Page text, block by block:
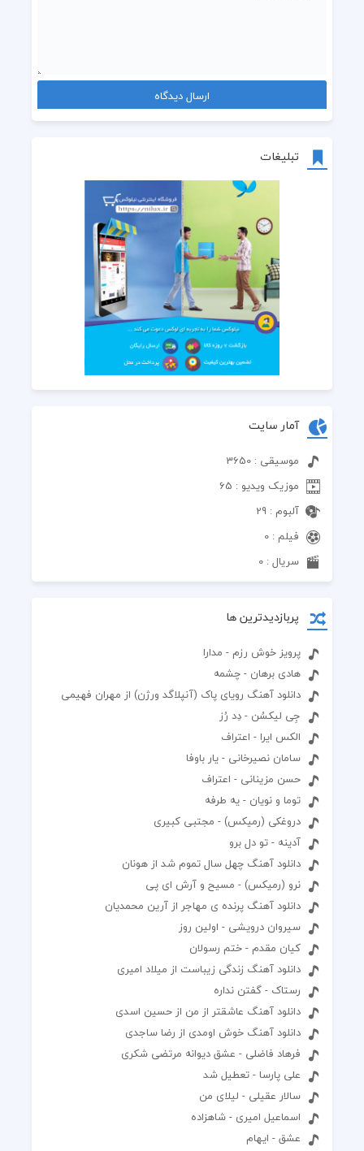
تبلیغات
آمار سایت
موسیقی : 3650
موزیک ویدیو : 65
آلبوم : 29
فیلم : 0
سریال : 0
پربازدیدترین ها
پرویز خوش ‌رزم - مدارا
هادی برهان - چشمه
دانلود آهنگ رویای پاک (آنپلاگد ورژن) از مهران فهیمی
جِی لیکسُن - دِد رُز
الکس ایرا - اعتراف
سامان نصیرخانی - یار باوفا
حسن مزینانی - اعتراف
توما و نویان - یه طرفه
دروغکی (رمیکس) - مجتبی کبیری
آدینه - تو دل برو
دانلود آهنگ چهل سال تموم شد از هونان
نرو (رمیکس) - مسیح و آرش ای پی
دانلود آهنگ پرنده ی مهاجر از آرین محمدیان
سیروان درویشی - اولین روز
کیان مقدم - ختم رسولان
دانلود آهنگ زندگی زیباست از میلاد امیری
رستاک - گفتن نداره
دانلود آهنگ عاشقتر از من از حسین اسدی
دانلود آهنگ خوش اومدی از رضا ساجدی
فرهاد فاضلی - عشق دیوانه مرتضی شکری
علی پارسا - تعطیل شد
سالار عقیلی - لیلای من
اسماعیل امیری - شاهزاده
عشق - ایهام